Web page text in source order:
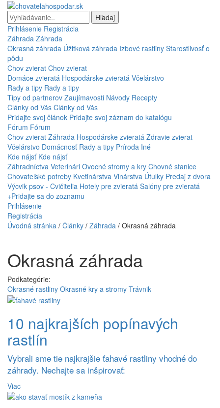
Hľadaj
Prihlásenie Registrácia
Záhrada Záhrada
Okrasná záhrada Úžitková záhrada Izbové rastliny Starostlivosť o
pôdu
Chov zvierat Chov zvierat
Domáce zvieratá Hospodárske zvieratá Včelárstvo
Rady a tipy Rady a tipy
Tipy od partnerov Zaujímavosti Návody Recepty
Články od Vás Články od Vás
Pridajte svoj článok Pridajte svoj záznam do katalógu
Fórum Fórum
Chov zvierat Záhrada Hospodárske zvieratá Zdravie zvierat
Včelárstvo Domácnosť Rady a tipy Príroda Iné
Kde nájsť Kde nájsť
Záhradníctva Veterinári Ovocné stromy a kry Chovné stanice
Chovateľské potreby Kvetinárstva Vinárstva Útulky Predaj z dvora
Výcvik psov - Cvičitelia Hotely pre zvieratá Salóny pre zvieratá
+Pridajte sa do zoznamu
Prihlásenie
Registrácia
Úvodná stránka / Články / Záhrada / Okrasná záhrada
Okrasná záhrada
Podkategórie:
Okrasné rastliny Okrasné kry a stromy Trávnik
10 najkrajších popínavých
rastlín
Vybrali sme tie najkrajšie ťahavé rastliny vhodné do
záhrady. Nechajte sa inšpirovať:
Viac